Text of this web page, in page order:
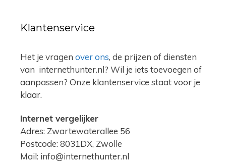
Klantenservice
Het je vragen over ons, de prijzen of diensten
van internethunter.nl? Wil je iets toevoegen of
aanpassen? Onze klantenservice staat voor je
klaar.
Internet vergelijker
Adres: Zwartewaterallee 56
Postcode: 8031DX, Zwolle
Mail: info@internethunter.nl